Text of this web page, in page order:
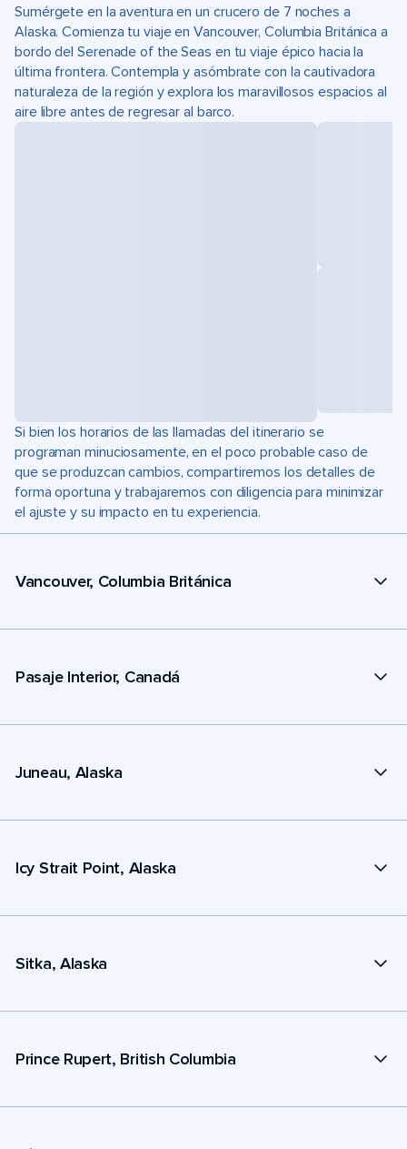
Sumérgete en la aventura en un crucero de 7 noches a
Alaska. Comienza tu viaje en Vancouver, Columbia Británica a
bordo del Serenade of the Seas en tu viaje épico hacia la
última frontera. Contempla y asómbrate con la cautivadora
naturaleza de la región y explora los maravillosos espacios al
aire libre antes de regresar al barco.
Si bien los horarios de las llamadas del itinerario se
programan minuciosamente, en el poco probable caso de
que se produzcan cambios, compartiremos los detalles de
forma oportuna y trabajaremos con diligencia para minimizar
el ajuste y su impacto en tu experiencia.
Vancouver, Columbia Británica
Pasaje Interior, Canadá
Juneau, Alaska
Icy Strait Point, Alaska
Sitka, Alaska
Prince Rupert, British Columbia